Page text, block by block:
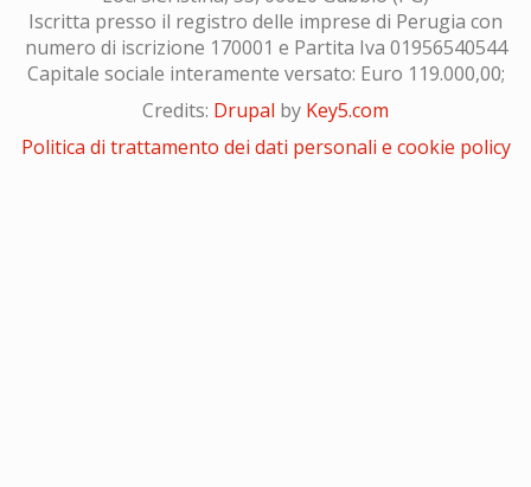
Iscritta presso il registro delle imprese di Perugia con
numero di iscrizione 170001 e Partita Iva 01956540544
Capitale sociale interamente versato: Euro 119.000,00;
Credits: Drupal by Key5.com
Politica di trattamento dei dati personali e cookie policy